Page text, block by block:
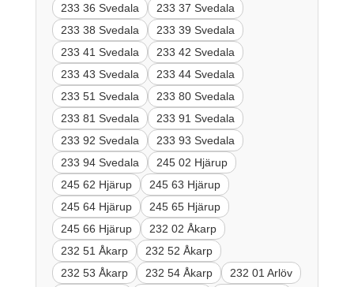
233 36 Svedala
233 37 Svedala
233 38 Svedala
233 39 Svedala
233 41 Svedala
233 42 Svedala
233 43 Svedala
233 44 Svedala
233 51 Svedala
233 80 Svedala
233 81 Svedala
233 91 Svedala
233 92 Svedala
233 93 Svedala
233 94 Svedala
245 02 Hjärup
245 62 Hjärup
245 63 Hjärup
245 64 Hjärup
245 65 Hjärup
245 66 Hjärup
232 02 Åkarp
232 51 Åkarp
232 52 Åkarp
232 53 Åkarp
232 54 Åkarp
232 01 Arlöv